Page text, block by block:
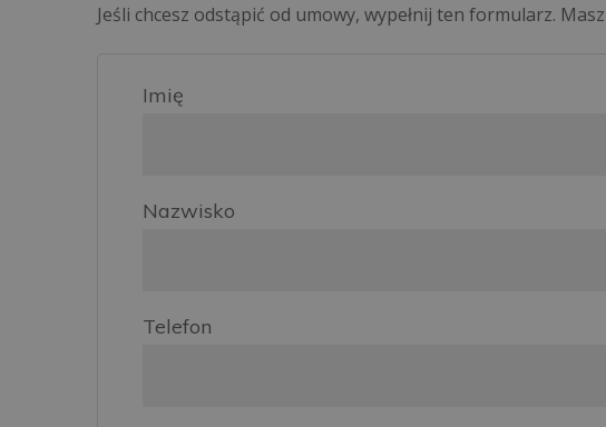
Jeśli chcesz odstąpić od umowy, wypełnij ten formularz.
Imię
Nazwisko
Telefon